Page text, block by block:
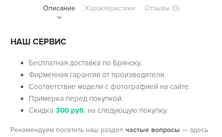
Описание Характеристики Отзывы (0)
НАШ СЕРВИС
Бесплатная доставка по Брянску.
Фирменная гарантия от производителя.
Соответствие модели с фотографией на сайте.
Примерка перед покупкой.
Скидка300 руб. на следующую покупку.
Рекомендуем посетить наш раздел частые вопросы — здесь